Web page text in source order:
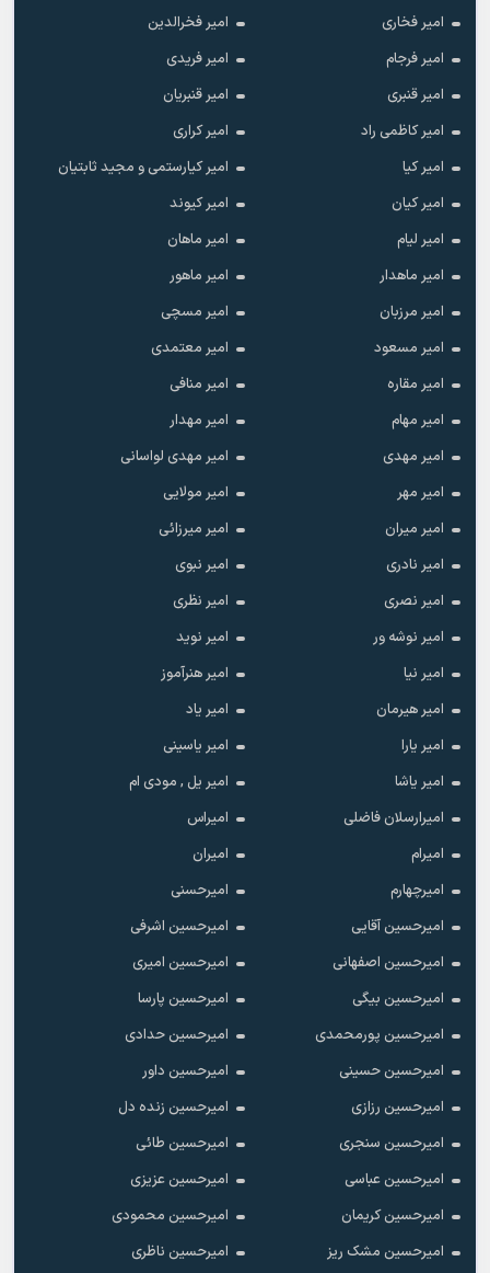
امیر فخاری
امیر فخرالدین
امیر فرجام
امیر فریدی
امیر قنبری
امیر قنبریان
امیر کاظمی راد
امیر کراری
امیر کیا
امیر کیارستمی و مجید ثابتیان
امیر کیان
امیر کیوند
امیر لیام
امیر ماهان
امیر ماهدار
امیر ماهور
امیر مرزبان
امیر مسچی
امیر مسعود
امیر معتمدی
امیر مقاره
امیر منافی
امیر مهام
امیر مهدار
امیر مهدی
امیر مهدی لواسانی
امیر مهر
امیر مولایی
امیر میران
امیر میرزائی
امیر نادری
امیر نبوی
امیر نصری
امیر نظری
امیر نوشه ور
امیر نوید
امیر نیا
امیر هنرآموز
امیر هیرمان
امیر یاد
امیر یارا
امیر یاسینی
امیر یاشا
امیر یل , مودی ام
امیرارسلان فاضلی
امیراس
امیرام
امیران
امیرچهارم
امیرحسنی
امیرحسین آقایی
امیرحسین اشرفی
امیرحسین اصفهانی
امیرحسین امیری
امیرحسین بیگی
امیرحسین پارسا
امیرحسین پورمحمدی
امیرحسین حدادی
امیرحسین حسینی
امیرحسین داور
امیرحسین رزازی
امیرحسین زنده دل
امیرحسین سنجری
امیرحسین طائی
امیرحسین عباسی
امیرحسین عزیزی
امیرحسین کریمان
امیرحسین محمودی
امیرحسین مشک ریز
امیرحسین ناظری